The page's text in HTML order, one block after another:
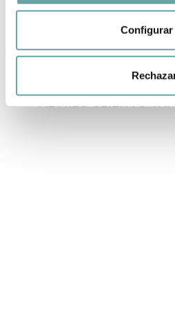
Configurar
ALTRES CLIENTS